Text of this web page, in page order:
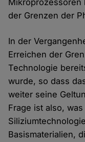
Mikroprozessoren
der Grenzen der
In der
Erreichen der
Technologie
wurde, so dass
weiter seine
Frage ist also,
Basismaterialien,